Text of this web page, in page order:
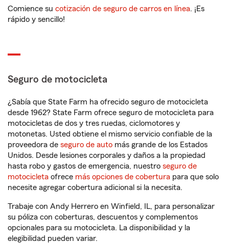
Comience su cotización de seguro de carros en línea. ¡Es
rápido y sencillo!
Seguro de motocicleta
¿Sabía que State Farm ha ofrecido seguro de motocicleta
desde 1962? State Farm ofrece seguro de motocicleta para
motocicletas de dos y tres ruedas, ciclomotores y
motonetas. Usted obtiene el mismo servicio confiable de la
proveedora de seguro de auto más grande de los Estados
Unidos. Desde lesiones corporales y daños a la propiedad
hasta robo y gastos de emergencia, nuestro seguro de
motocicleta ofrece más opciones de cobertura para que solo
necesite agregar cobertura adicional si la necesita.
Trabaje con Andy Herrero en Winfield, IL, para personalizar
su póliza con coberturas, descuentos y complementos
opcionales para su motocicleta. La disponibilidad y la
elegibilidad pueden variar.